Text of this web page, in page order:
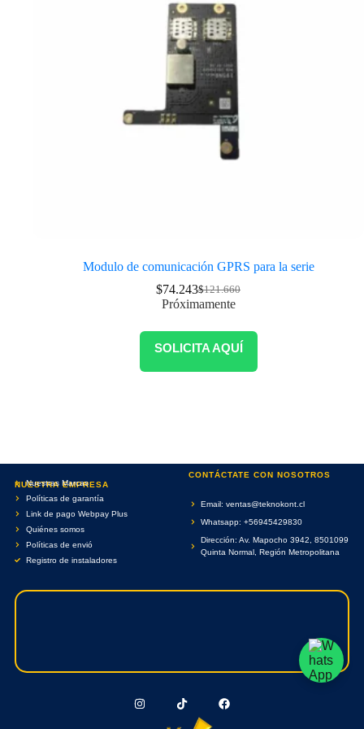
Modulo de comunicación GPRS para la serie
$121.660
$74.243
Próximamente
SOLICITA AQUÍ
NUESTRA EMPRESA
Nuestras Marcas
Políticas de garantía
Link de pago Webpay Plus
Quiénes somos
Políticas de envió
Registro de instaladores
CONTÁCTATE CON NOSOTROS
Email: ventas@teknokont.cl
Whatsapp: +56945429830
Dirección: Av. Mapocho 3942, 8501099
Quinta Normal, Región Metropolitana